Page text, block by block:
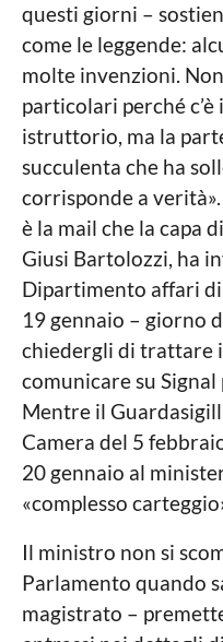
questi giorni –
come le leggende:
molte invenzioni.
particolari perché
istruttorio, ma la
succulenta che ha
corrisponde a
è la mail che la capa
Giusi Bartolozzi, ha
Dipartimento affari
19 gennaio – giorno
chiedergli di trattare
comunicare su
Mentre il
Camera del 5
20 gennaio al
«complesso
Il ministro non si
Parlamento quando
magistrato –